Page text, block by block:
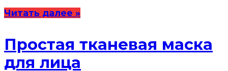
Читать далее »
Простая тканевая маска
для лица